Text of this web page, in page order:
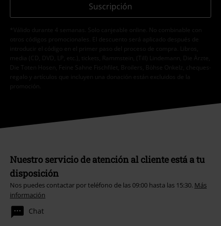
Suscripción
*Válido durante 4 semanas. Solo canjeable online. No combinable con
otros códigos promocionales. El descuento será aplicado después de
introducir el código en el primer paso del proceso de compra. Libros,
media (CD, DVD, LP, etc.), tickets, Rammstein, (Till) Lindemann, Die Ärzte,
Die Toten Hosen, Feine Sahne Fischfilet, Broilers, Böhse Onkelz, cheques-
regalo y artículos que incluyen una donación están excluidos de la
promoción.
Nuestro servicio de atención al cliente está a tu
disposición
Nos puedes contactar por teléfono de las 09:00 hasta las 15:30. Más
información
Chat